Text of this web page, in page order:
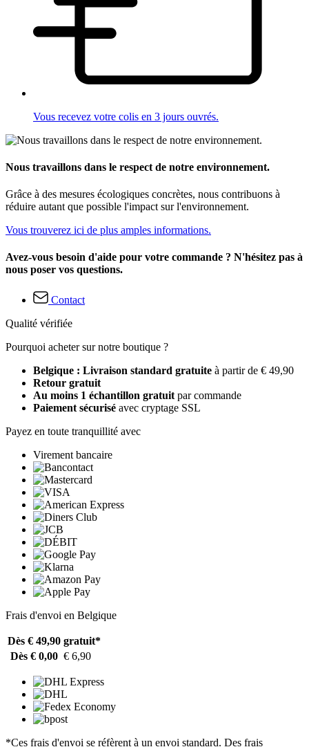
Vous recevez votre colis en 3 jours ouvrés.
Nous travaillons dans le respect de notre environnement.
Grâce à des mesures écologiques concrètes, nous contribuons à
réduire autant que possible l'impact sur l'environnement.
Vous trouverez ici de plus amples informations.
Avez-vous besoin d'aide pour votre commande ? N'hésitez pas à
nous poser vos questions.
Contact
Qualité vérifiée
Pourquoi acheter sur notre boutique ?
Belgique : Livraison standard gratuite à partir de € 49,90
Retour gratuit
Au moins 1 échantillon gratuit par commande
Paiement sécurisé avec cryptage SSL
Payez en toute tranquillité avec
Virement bancaire
Frais d'envoi en Belgique
Dès € 49,90 gratuit*
Dès € 0,00 € 6,90
*Ces frais d'envoi se réfèrent à un envoi standard. Des frais